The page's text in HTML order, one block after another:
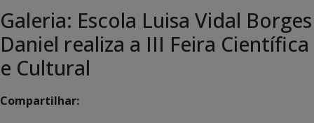
Galeria: Escola Luisa Vidal Borges
Daniel realiza a III Feira Científica
e Cultural
Compartilhar: